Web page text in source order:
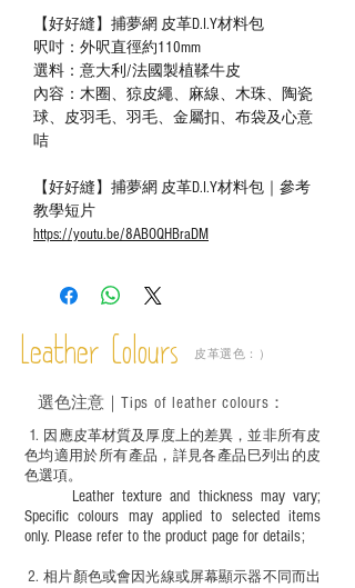
【好好縫】捕夢網 皮革D.I.Y材料包
呎吋：外呎直徑約110mm
選料：意大利/法國製植鞣牛皮
內容：木圈、猄皮繩、麻線、木珠、陶瓷
球、皮羽毛、羽毛、金屬扣、布袋及心意
咭
【好好縫】捕夢網 皮革D.I.Y材料包｜參考
教學短片
https://youtu.be/8ABOQHBraDM
Leather Colours 皮革選色：）
1. ​ 因應皮革材質及厚度上的差異，並非所有皮
色均適用於所有產品，詳見各產品巳列出的皮
色選項。
Leather texture and thickness may vary;
Specific colours may applied to selected items
only. Please refer to the product page for details;
​2.相片顏色或會因光線或屏幕顯示器不同而出
選色注意｜ Tips of leather colours ：